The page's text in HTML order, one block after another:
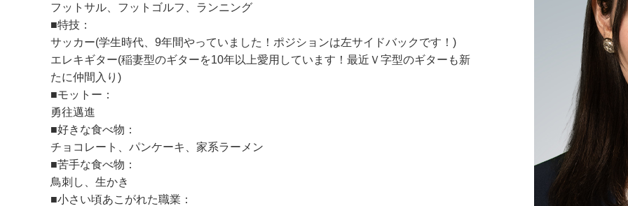
フットサル、フットゴルフ、ランニング
■特技：
サッカー(学生時代、9年間やっていました！ポジションは左サイドバックです！)
エレキギター(稲妻型のギターを10年以上愛用しています！最近Ｖ字型のギターも新
たに仲間入り)
■モットー：
勇往邁進
■好きな食べ物：
チョコレート、パンケーキ、家系ラーメン
■苦手な食べ物：
鳥刺し、生かき
■小さい頃あこがれた職業：